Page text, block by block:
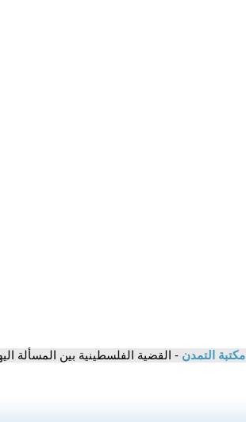
مكتبة التمدن - القضية الفلسطينية بين المسألة